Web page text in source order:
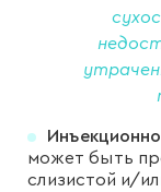
может быть
слизистой и/